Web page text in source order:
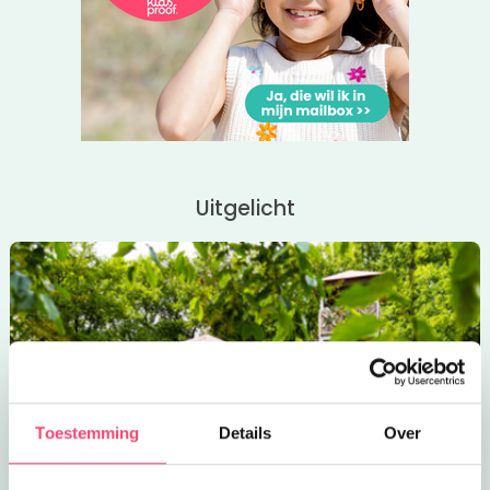
Toestemming Details Over
Kijk ook eens in onze Eropuit rubriek
voor leuke uitjes met
kinderen in en om Nijmegen!
Uitgelicht